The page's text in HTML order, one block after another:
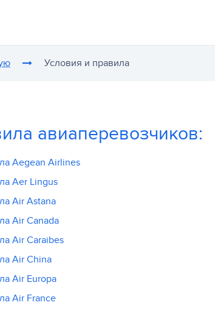
Условия и правила
авиаперевозчиков:
Aegean Airlines
Aer Lingus
Air Astana
Air Canada
Air Caraibes
Air China
Air Europa
Air France